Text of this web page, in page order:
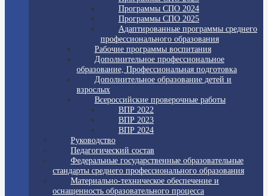
Программы СПО 2024
Программы СПО 2025
Адаптированные программы среднего
профессионального образования
Рабочие программы воспитания
Дополнительное профессиональное
образование, Профессиональная подготовка
Дополнительное образование детей и
взрослых
Всероссийские проверочные работы
ВПР 2022
ВПР 2023
ВПР 2024
Руководство
Педагогический состав
Федеральные государственные образовательные
стандарты среднего профессионального образования
Материально-техническое обеспечение и
оснащенность образовательного процесса